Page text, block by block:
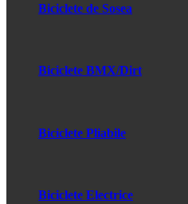
Biciclete de Sosea
Biciclete BMX/Dirt
Biciclete Pliabile
Biciclete Electrice